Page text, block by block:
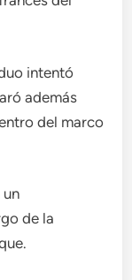
intentó
además
del marco
de la